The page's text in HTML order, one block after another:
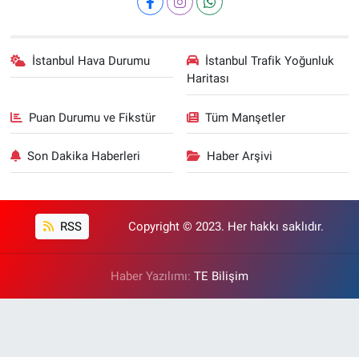
İstanbul Hava Durumu
İstanbul Trafik Yoğunluk
Haritası
Puan Durumu ve Fikstür Tüm Manşetler
Son Dakika Haberleri Haber Arşivi
RSS Copyright © 2023. Her hakkı saklıdır.
Haber Yazılımı: TE Bilişim